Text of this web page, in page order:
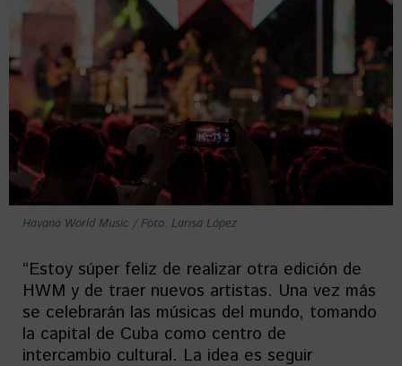
Havana World Music / Foto: Larisa López
“Estoy súper feliz de realizar otra edición de
HWM y de traer nuevos artistas. Una vez más
se celebrarán las músicas del mundo, tomando
la capital de Cuba como centro de
intercambio cultural. La idea es seguir